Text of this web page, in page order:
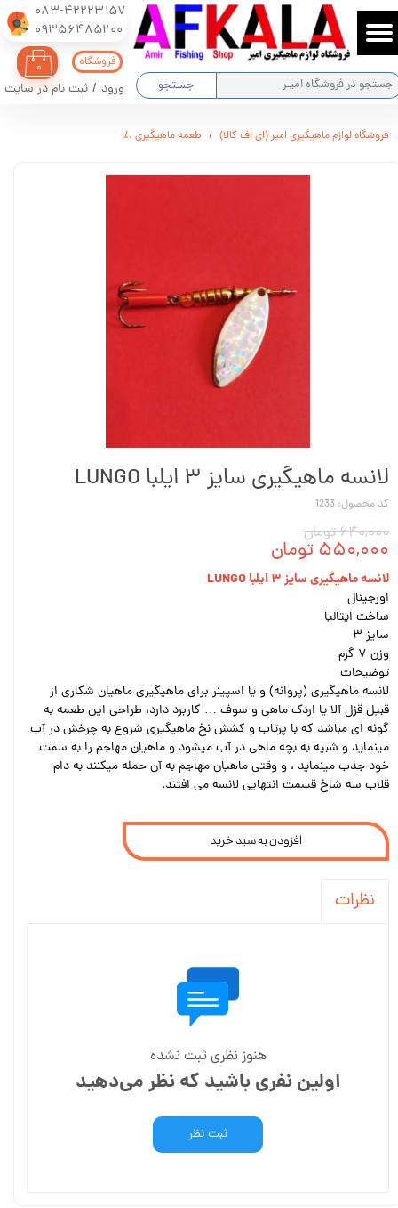
083-42223157
​​​​​​​09356485200
جستجو
۰
ورود / ثبت نام در سایت
حساب کاربری من
تغییر گذر واژه
فروشگاه
فروشگاه لوازم ماهیگیری امیر (ای اف کالا) طعمه ماهیگیری
لانسه ماهیگیری سایز ۳ ایلبا LUNGO
کد محصول: 1233
۶۴۰,۰۰۰ تومان
۵۵۰,۰۰۰ تومان
لانسه ماهیگیری سایز ۳ ایلبا LUNGO
اورجینال
ساخت ایتالیا
سایز ۳
وزن ۷ گرم
توضیحات
لانسه ماهیگیری (پروانه) و یا اسپینر برای ماهیگیری ماهیان شکاری از
قبیل قزل آلا یا اردک ماهی و سوف … کاربرد دارد، طراحی این طعمه به
گونه ای مباشد که با پرتاب و کشش نخ ماهیگیری شروع به چرخش در آب
مینماید و شبیه به بچه ماهی در آب میشود و ماهیان مهاجم را به سمت
خود جذب مینماید ، و وقتی ماهیان مهاجم به آن حمله میکنند به دام
قلاب سه شاخ قسمت انتهایی لانسه می افتند.
افزودن به سبد خرید
نظرات
هنوز نظری ثبت نشده
اولین نفری باشید که نظر می‌دهید
ثبت نظر